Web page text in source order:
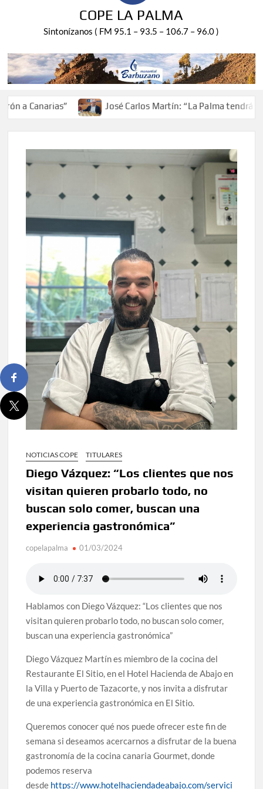
COPE LA PALMA
Sintonízanos ( FM 95.1 – 93.5 – 106.7 – 96.0 )
José Carlos Martín: “La Palma tendrá antes
NOTICIAS COPE TITULARES
Diego Vázquez: “Los clientes que nos
visitan quieren probarlo todo, no
buscan solo comer, buscan una
experiencia gastronómica”
copelapalma 01/03/2024
Hablamos con Diego Vázquez: “Los clientes que nos
visitan quieren probarlo todo, no buscan solo comer,
buscan una experiencia gastronómica”
Diego Vázquez Martín es miembro de la cocina del
Restaurante El Sitio, en el Hotel Hacienda de Abajo en
la Villa y Puerto de Tazacorte, y nos invita a disfrutar
de una experiencia gastronómica en El Sitio.
Queremos conocer qué nos puede ofrecer este fin de
semana si deseamos acercarnos a disfrutar de la buena
gastronomía de la cocina canaria Gourmet, donde
podemos reserva
desde https://www.hotelhaciendadeabajo.com/servici